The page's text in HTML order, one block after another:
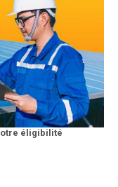
éligibilité